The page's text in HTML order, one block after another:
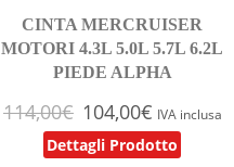
CINTA MERCRUISER
MOTORI 4.3L 5.0L 5.7L 6.2L
PIEDE ALPHA
114,00€ 104,00€ IVA inclusa
Dettagli Prodotto